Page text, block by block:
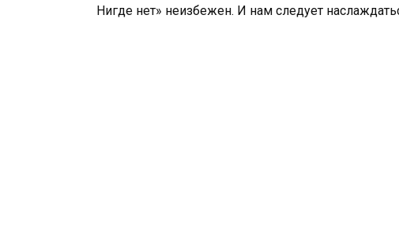
Нигде нет» неизбежен. И нам следует